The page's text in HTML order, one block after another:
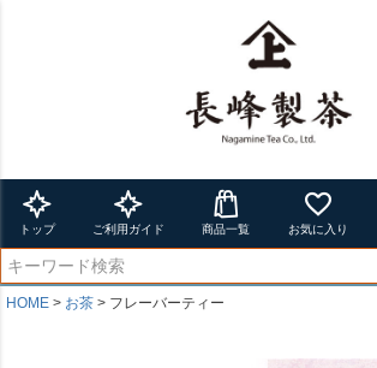
トップ ご利用ガイド 商品一覧 お気に入り
HOME お茶 フレーバーティー